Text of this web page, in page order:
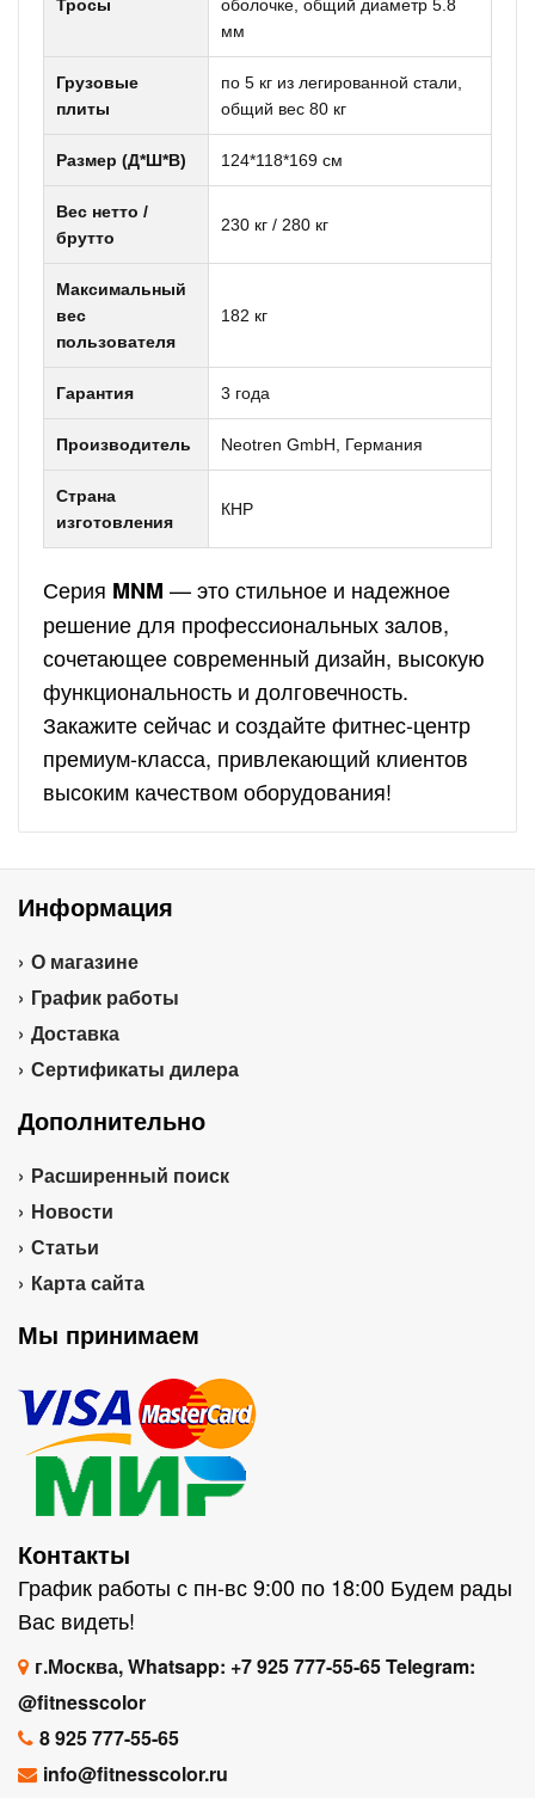
Тросы
оболочке, общий диаметр 5.8
мм
Грузовые
плиты
по 5 кг из легированной стали,
общий вес 80 кг
Размер (Д*Ш*В) 124*118*169 см
Вес нетто /
брутто
230 кг / 280 кг
Максимальный
вес
пользователя
182 кг
Гарантия 3 года
Производитель Neotren GmbH, Германия
Страна
изготовления
КНР
Серия MNM — это стильное и надежное
решение для профессиональных залов,
сочетающее современный дизайн, высокую
функциональность и долговечность.
Закажите сейчас и создайте фитнес-центр
премиум-класса, привлекающий клиентов
высоким качеством оборудования!
Информация
О магазине
График работы
Доставка
Сертификаты дилера
Дополнительно
Расширенный поиск
Новости
Статьи
Карта сайта
Мы принимаем
Контакты
График работы с пн-вс 9:00 по 18:00 Будем рады
Вас видеть!
г.Москва, Whatsapp: +7 925 777-55-65 Telegram:
@fitnesscolor
8 925 777-55-65
info@fitnesscolor.ru